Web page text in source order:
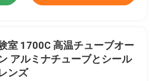
室 1700C 高温チューブオー
アルミナチューブとシール
ンズ